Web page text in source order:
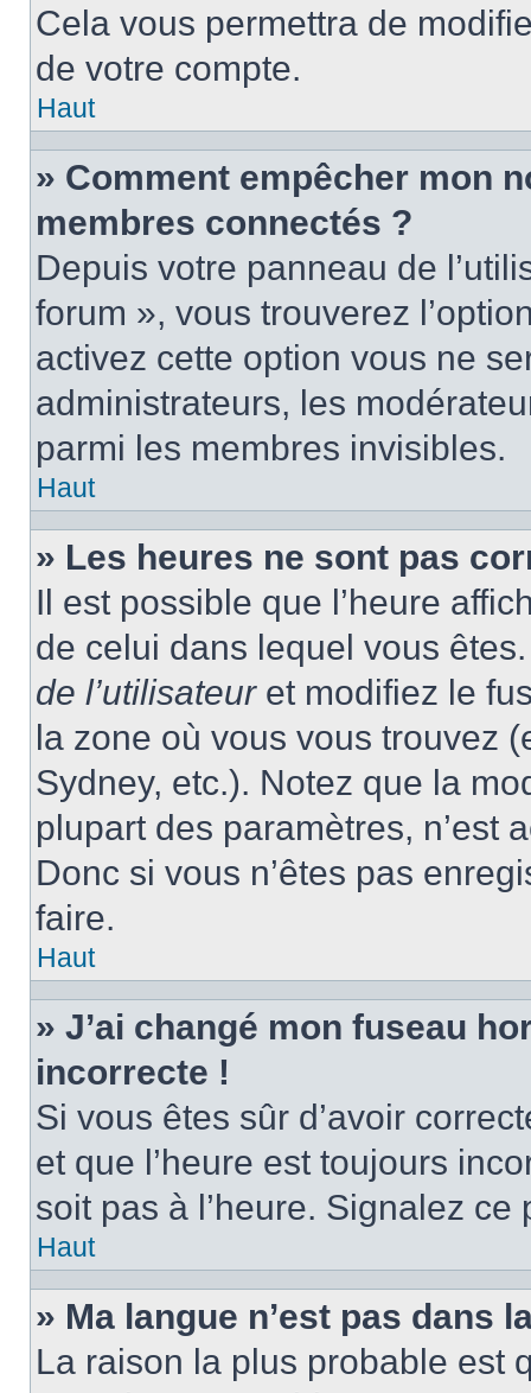
Cela vous permettra de
de votre compte.
Haut
» Comment empêcher mon
membres connectés ?
Depuis votre panneau de
forum », vous trouverez
activez cette option vous ne
administrateurs, les
parmi les membres invisibles.
Haut
» Les heures ne sont pas
Il est possible que l’heure
de celui dans lequel vous
de l’utilisateuret modifiez le
la zone où vous vous trouvez
Sydney, etc.). Notez que la
plupart des paramètres, n’est
Donc si vous n’êtes pas
faire.
Haut
» J’ai changé mon fuseau
incorrecte !
Si vous êtes sûr d’avoir
et que l’heure est toujours
soit pas à l’heure. Signalez
Haut
» Ma langue n’est pas dans
La raison la plus probable est